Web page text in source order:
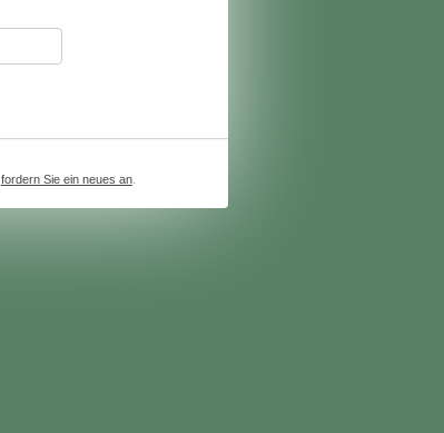
fordern Sie ein neues an.